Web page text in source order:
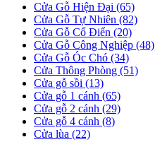
Cửa Gỗ Hiện Đại (65)
Cửa Gỗ Tự Nhiên (82)
Cửa Gỗ Cổ Điển (20)
Cửa Gỗ Công Nghiệp (48)
Cửa Gỗ Óc Chó (34)
Cửa Thông Phòng (51)
Cửa gỗ sồi (13)
Cửa gỗ 1 cánh (65)
Cửa gỗ 2 cánh (29)
Cửa gỗ 4 cánh (8)
Cửa lùa (22)